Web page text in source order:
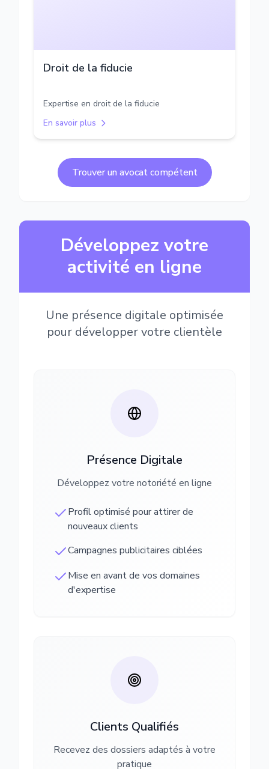
Droit de la fiducie
Expertise en droit de la fiducie
En savoir plus
Trouver un avocat compétent
Développez votre
activité en ligne
Une présence digitale optimisée
pour développer votre clientèle
Présence Digitale
Développez votre notoriété en ligne
Profil optimisé pour attirer de
nouveaux clients
Campagnes publicitaires ciblées
Mise en avant de vos domaines
d'expertise
Clients Qualifiés
Recevez des dossiers adaptés à votre
pratique